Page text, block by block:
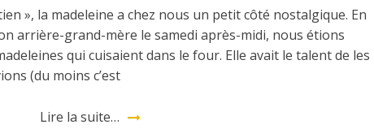
», la madeleine a chez nous un petit côté nostalgique. En
arrière-grand-mère le samedi après-midi, nous étions
qui cuisaient dans le four. Elle avait le talent de les
(du moins c’est
Lire la suite…